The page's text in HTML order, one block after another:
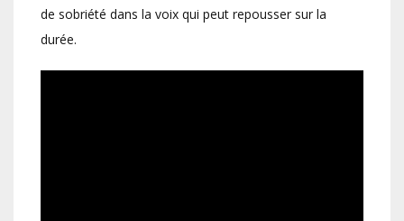
de sobriété dans la voix qui peut repousser sur la
durée.